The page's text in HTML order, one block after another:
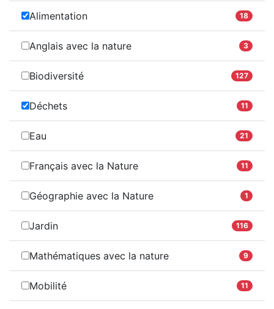
Alimentation 18
Anglais avec la nature 3
Biodiversité 127
Déchets 11
Eau 21
Français avec la Nature 11
Géographie avec la Nature 1
Jardin 116
Mathématiques avec la nature 9
Mobilité 11